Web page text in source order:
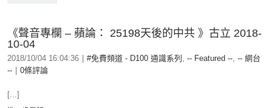
《聲音專欄 – 蘋論： 25198天後的中共 》古立 2018-
10-04
2018/10/04 16:04:36 #免費頻道 - D100 通識系列 , -- Featured --, -- 網台
--
0條評論
[...]